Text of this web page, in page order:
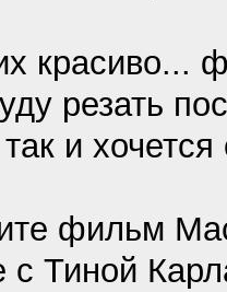
красиво...
резать
и хочется
фильм
с Тиной